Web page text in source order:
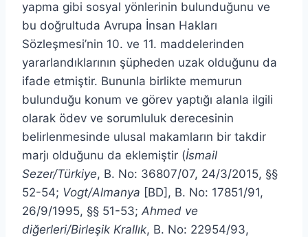
yapma gibi sosyal yönlerinin bulunduğunu ve
bu doğrultuda Avrupa İnsan Hakları
Sözleşmesi’nin 10. ve 11. maddelerinden
yararlandıklarının şüpheden uzak olduğunu da
ifade etmiştir. Bununla birlikte memurun
bulunduğu konum ve görev yaptığı alanla ilgili
olarak ödev ve sorumluluk derecesinin
belirlenmesinde ulusal makamların bir takdir
marjı olduğunu da eklemiştir (İsmail
Sezer/Türkiye, B. No: 36807/07, 24/3/2015, §§
52-54; Vogt/Almanya [BD], B. No: 17851/91,
26/9/1995, §§ 51-53; Ahmed ve
diğerleri/Birleşik Krallık, B. No: 22954/93,